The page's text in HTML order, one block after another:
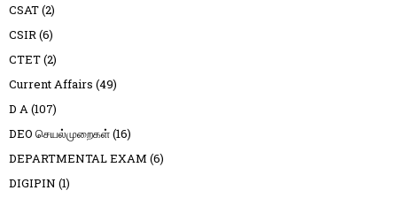
CSAT(2)
CSIR(6)
CTET(2)
Current Affairs (49)
D A(107)
DEO செயல்முறைகள்(16)
DEPARTMENTAL EXAM (6)
DIGIPIN (1)